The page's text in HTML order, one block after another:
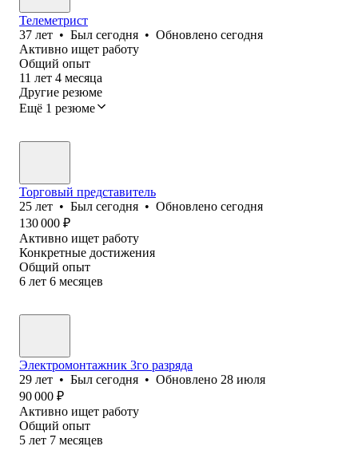
Телеметрист
37 лет • Был сегодня • Обновлено сегодня
Активно ищет работу
Общий опыт
11 лет 4 месяца
Другие резюме
Ещё 1 резюме
Торговый представитель
25 лет • Был сегодня • Обновлено сегодня
130 000 ₽
Активно ищет работу
Конкретные достижения
Общий опыт
6 лет 6 месяцев
Электромонтажник 3го разряда
29 лет • Был сегодня • Обновлено 28 июля
90 000 ₽
Активно ищет работу
Общий опыт
5 лет 7 месяцев